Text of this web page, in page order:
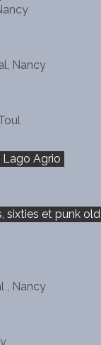
Nancy
Lago Agrio
sixties et punk
, Nancy